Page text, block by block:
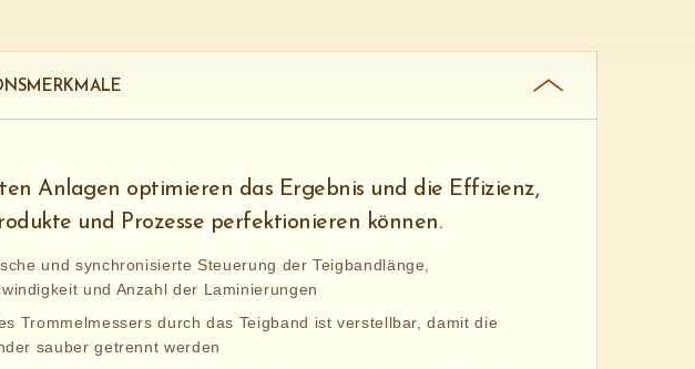
Anlagen optimieren das Ergebnis und die Effizienz,
und Prozesse perfektionieren können.
und synchronisierte Steuerung der Teigbandlänge,
und Anzahl der Laminierungen
Trommelmessers durch das Teigband ist verstellbar, damit die
sauber getrennt werden